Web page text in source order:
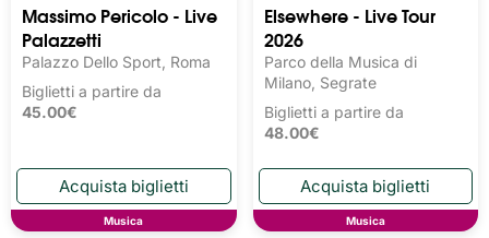
Massimo Pericolo - Live
Palazzetti
Palazzo Dello Sport, Roma
Biglietti a partire da
45.00€
Musica
Elsewhere - Live Tour
2026
Parco della Musica di
Milano, Segrate
Biglietti a partire da
48.00€
Musica